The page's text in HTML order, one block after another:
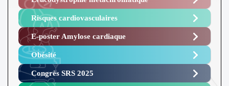
Risques cardiovasculaires
E-poster Amylose cardiaque ​
Obésité ​
Congrès SRS 2025 ​